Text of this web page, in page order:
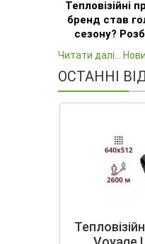
Тепловізійні
бренд став
сезону?
Читати далі...
ОСТАННІ